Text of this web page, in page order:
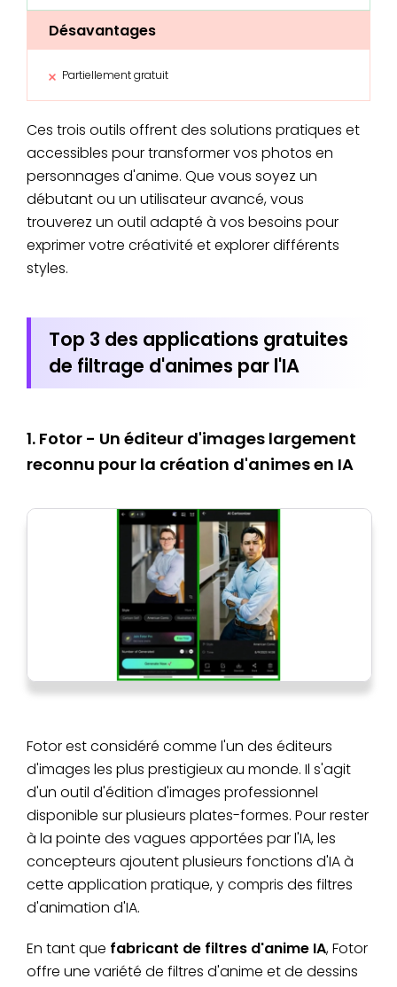
Désavantages
Partiellement gratuit
Ces trois outils offrent des solutions pratiques et
accessibles pour transformer vos photos en
personnages d'anime. Que vous soyez un
débutant ou un utilisateur avancé, vous
trouverez un outil adapté à vos besoins pour
exprimer votre créativité et explorer différents
styles.
Top 3 des applications gratuites
de filtrage d'animes par l'IA
1. Fotor - Un éditeur d'images largement
reconnu pour la création d'animes en IA
Fotor est considéré comme l'un des éditeurs
d'images les plus prestigieux au monde. Il s'agit
d'un outil d'édition d'images professionnel
disponible sur plusieurs plates-formes. Pour rester
à la pointe des vagues apportées par l'IA, les
concepteurs ajoutent plusieurs fonctions d'IA à
cette application pratique, y compris des filtres
d'animation d'IA.
En tant que fabricant de filtres d'anime IA, Fotor
offre une variété de filtres d'anime et de dessins